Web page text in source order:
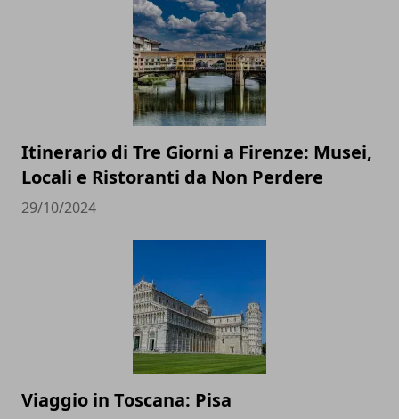
Itinerario di Tre Giorni a Firenze: Musei,
Locali e Ristoranti da Non Perdere
29/10/2024
Viaggio in Toscana: Pisa